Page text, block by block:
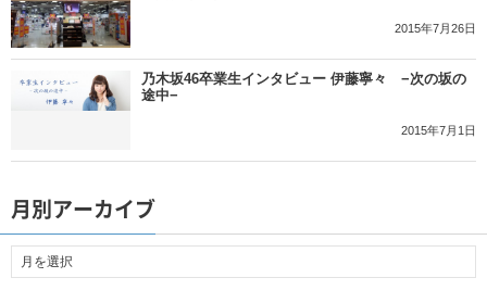
2015年7月26日
乃木坂46卒業生インタビュー 伊藤寧々 −次の坂の
途中−
2015年7月1日
月別アーカイブ